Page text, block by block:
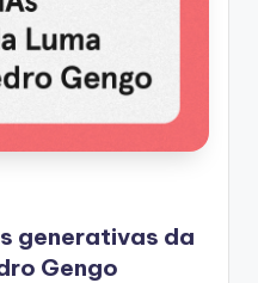
generativas da
Gengo